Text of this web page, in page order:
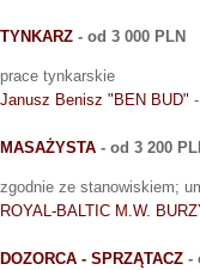
TYNKARZ - od 3 000 PLN
prace tynkarskie
Janusz Benisz "BEN BUD"
MASAŻYSTA - od 3 200
zgodnie ze stanowiskiem;
ROYAL-BALTIC M.W.
DOZORCA - SPRZĄTACZ -